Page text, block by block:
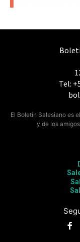
Tel:
El Boletín Salesiano es
y de los